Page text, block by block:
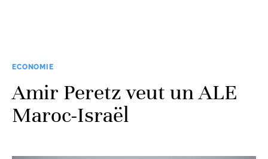
ECONOMIE
Amir Peretz veut un ALE
Maroc-Israël